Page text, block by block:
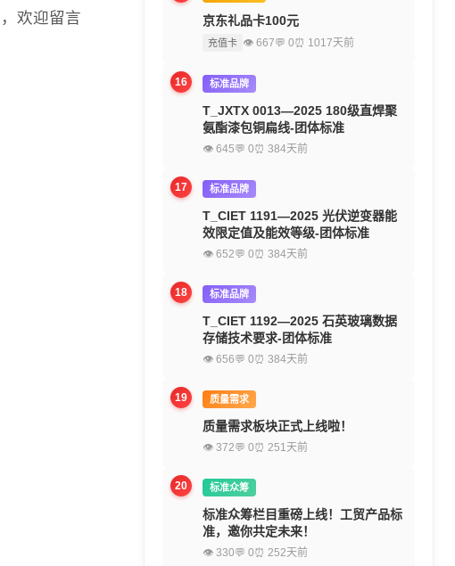
，欢迎留言
京东礼品卡100元
充值卡 👁 667💬 0⏰ 1017天前
16 标准品牌
T_JXTX 0013—2025 180级直焊聚
氨酯漆包铜扁线-团体标准
👁 645💬 0⏰ 384天前
17 标准品牌
T_CIET 1191—2025 光伏逆变器能
效限定值及能效等级-团体标准
👁 652💬 0⏰ 384天前
18 标准品牌
T_CIET 1192—2025 石英玻璃数据
存储技术要求-团体标准
👁 656💬 0⏰ 384天前
19 质量需求
质量需求板块正式上线啦！
👁 372💬 0⏰ 251天前
20 标准众筹
标准众筹栏目重磅上线！工贸产品标
准，邀你共定未来！
👁 330💬 0⏰ 252天前